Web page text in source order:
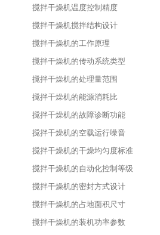
搅拌干燥机温度控制精度
搅拌干燥机搅拌结构设计
搅拌干燥机的工作原理
搅拌干燥机的传动系统类型
搅拌干燥机的处理量范围
搅拌干燥机的能源消耗比
搅拌干燥机的故障诊断功能
搅拌干燥机的空载运行噪音
搅拌干燥机的干燥均匀度标准
搅拌干燥机的自动化控制等级
搅拌干燥机的密封方式设计
搅拌干燥机的占地面积尺寸
搅拌干燥机的装机功率参数